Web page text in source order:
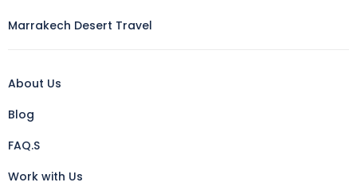
Marrakech Desert Travel
About Us
Blog
FAQ.S
Work with Us